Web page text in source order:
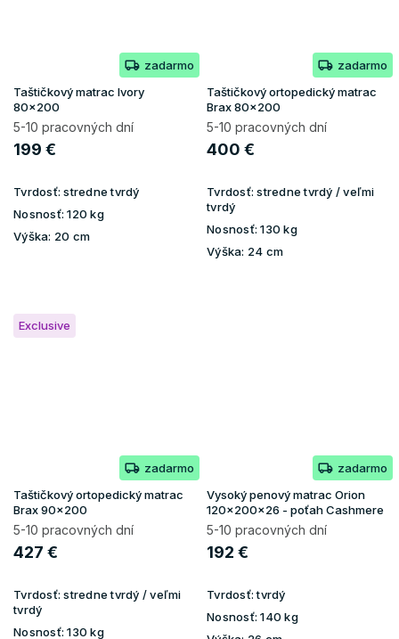
zadarmo
Taštičkový matrac Ivory
80x200
5-10 pracovných dní
199 €
Tvrdosť: stredne tvrdý
Nosnosť: 120 kg
Výška: 20 cm
zadarmo
Taštičkový ortopedický matrac
Brax 80x200
5-10 pracovných dní
400 €
Tvrdosť: stredne tvrdý / veľmi
tvrdý
Nosnosť: 130 kg
Výška: 24 cm
Exclusive
zadarmo
Taštičkový ortopedický matrac
Brax 90x200
5-10 pracovných dní
427 €
Tvrdosť: stredne tvrdý / veľmi
tvrdý
Nosnosť: 130 kg
zadarmo
Vysoký penový matrac Orion
120x200x26 - poťah Cashmere
5-10 pracovných dní
192 €
Tvrdosť:tvrdý
Nosnosť: 140 kg